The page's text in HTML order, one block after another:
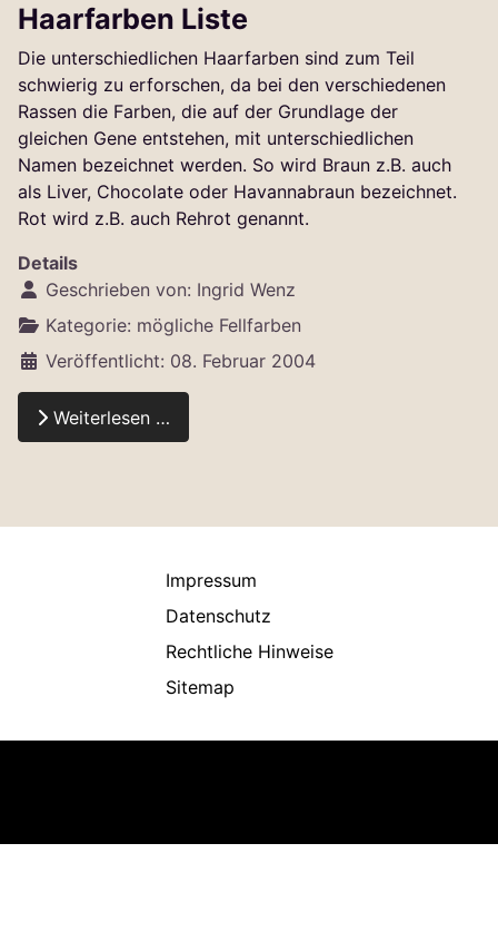
Haarfarben Liste
Die unterschiedlichen Haarfarben sind zum Teil
schwierig zu erforschen, da bei den verschiedenen
Rassen die Farben, die auf der Grundlage der
gleichen Gene entstehen, mit unterschiedlichen
Namen bezeichnet werden. So wird Braun z.B. auch
als Liver, Chocolate oder Havannabraun bezeichnet.
Rot wird z.B. auch Rehrot genannt.
Details
Geschrieben von: Ingrid Wenz
Kategorie: mögliche Fellfarben
Veröffentlicht: 08. Februar 2004
Weiterlesen …
Impressum
Datenschutz
Rechtliche Hinweise
Sitemap